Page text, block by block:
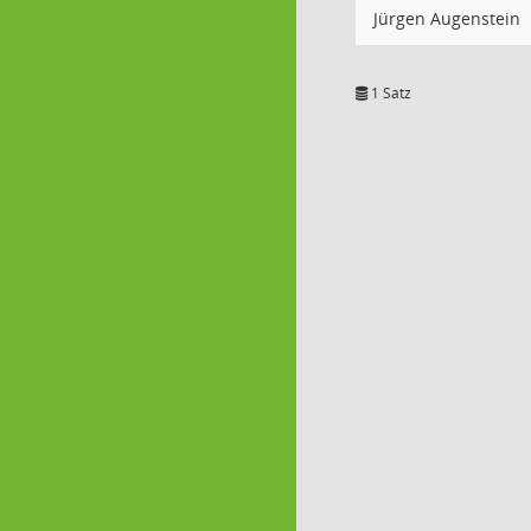
Jürgen Augenstein
1 Satz